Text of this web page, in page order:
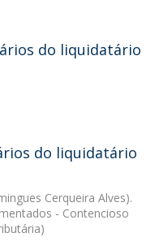
do liquidatário
do liquidatário
Cerqueira Alves).
- Contencioso